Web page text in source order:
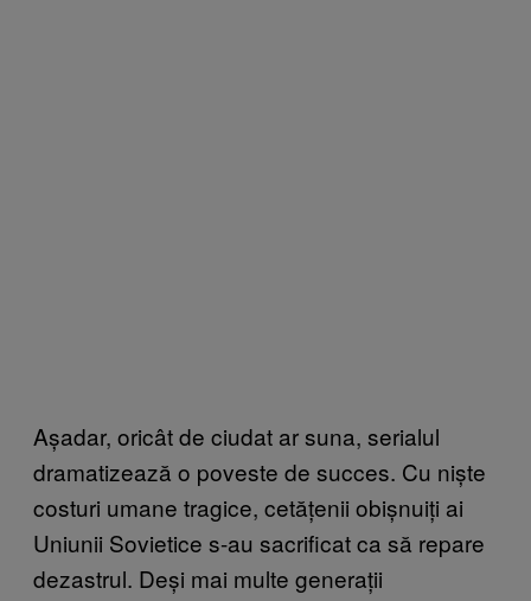
Așadar, oricât de ciudat ar suna, serialul
dramatizează o poveste de succes. Cu niște
costuri umane tragice, cetățenii obișnuiți ai
Uniunii Sovietice s-au sacrificat ca să repare
dezastrul. Deși mai multe generații